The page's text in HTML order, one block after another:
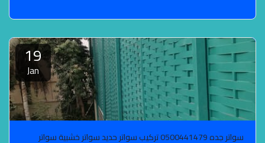
19
Jan
سواتر جده 0500441479 تركيب سواتر حديد سواتر خشبية سواتر